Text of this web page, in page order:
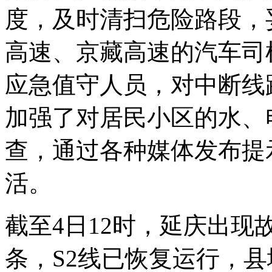
度，及时清扫危险路段
高速、京藏高速的汽车
应急值守人员，对中断
加强了对居民小区的水
查，通过各种媒体发布
活。
截至4日12时，延庆出现
条，S2线已恢复运行，